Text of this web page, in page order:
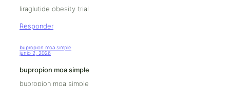
liraglutide obesity trial
Responder
bupropion moa simple
junio 2, 2026
bupropion moa simple
bupropion moa simple